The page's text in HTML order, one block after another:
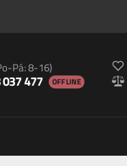
Pá: 8-16)
477 OFFLINE